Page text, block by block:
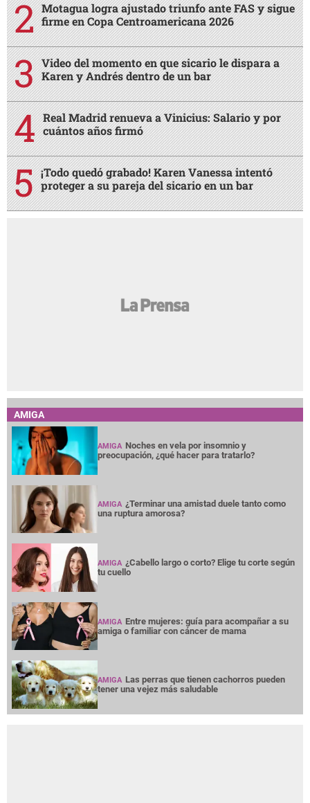
Motagua logra ajustado triunfo ante FAS y sigue
firme en Copa Centroamericana 2026
Video del momento en que sicario le dispara a
Karen y Andrés dentro de un bar
Real Madrid renueva a Vinicius: Salario y por
cuántos años firmó
¡Todo quedó grabado! Karen Vanessa intentó
proteger a su pareja del sicario en un bar
AMIGA
AMIGA Noches en vela por insomnio y
preocupación, ¿qué hacer para tratarlo?
AMIGA ¿Terminar una amistad duele tanto como
una ruptura amorosa?
AMIGA ¿Cabello largo o corto? Elige tu corte según
tu cuello
AMIGA Entre mujeres: guía para acompañar a su
amiga o familiar con cáncer de mama
AMIGA Las perras que tienen cachorros pueden
tener una vejez más saludable